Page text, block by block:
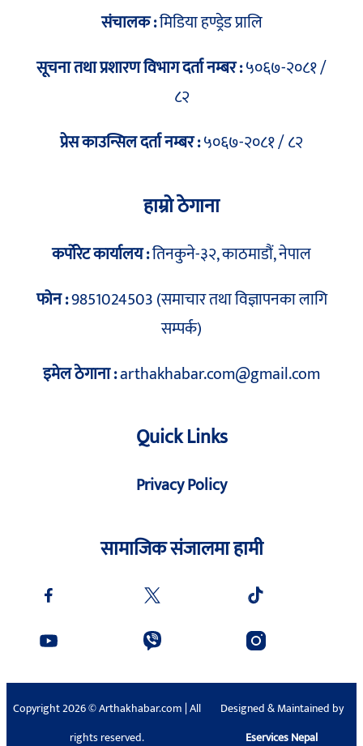
संचालक :मिडिया हण्ड्रेड प्रालि
सूचना तथा प्रशारण विभाग दर्ता नम्बर :५०६७-२०८१ /
८२
प्रेस काउन्सिल दर्ता नम्बर :५०६७-२०८१ / ८२
हाम्रो ठेगाना
कर्पोरेट कार्यालय :तिनकुने-३२, काठमाडौं, नेपाल
फोन :9851024503 (समाचार तथा विज्ञापनका लागि
सम्पर्क)
इमेल ठेगाना :arthakhabar.com@gmail.com
Quick Links
Privacy Policy
सामाजिक संजालमा हामी
Copyright 2026 © Arthakhabar.com | All
rights reserved.
Designed & Maintained by
Eservices Nepal